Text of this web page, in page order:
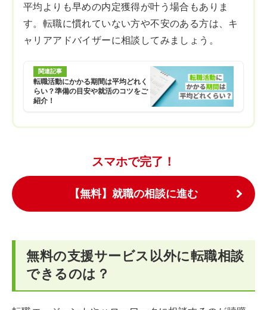
平均よりも早めの内定獲得が叶う場合もありま
す。転職に慣れていない方や不安のある方は、キ
ャリアアドバイザーに相談してみましょう。
関連記事
転職活動にかかる期間は平均どれく
らい？準備の目安や就活のコツをご
紹介！
スマホで完了！
【無料】就職の相談に進む
無料の支援サービス以外に転職相談
できるのは？